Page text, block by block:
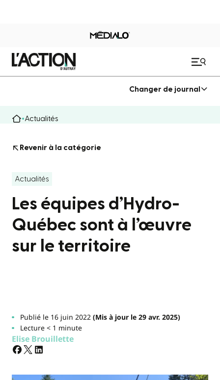
Changer de journal
Actualités
Revenir à la catégorie
Actualités
Les équipes d’Hydro-
Québec sont à l’œuvre
sur le territoire
Publié le 16 juin 2022(Mis à jour le 29 avr. 2025)
Lecture < 1 minute
Elise Brouillette